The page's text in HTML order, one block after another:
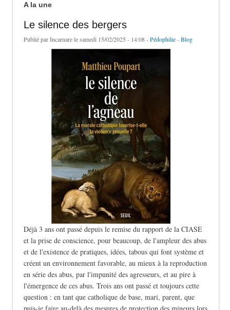
A la une
Le silence des bergers
Publié parIncarnarele samedi 15/02/2025 - 14:08 -Pédophilie-Blog
Déjà 3 ans ont passé depuis le remise du rapport de la CIASE
et la prise de conscience, pour beaucoup, de l'ampleur des abus
et de l'existence de pratiques, idées, tabous qui font système et
créent un environnement favorable, au mieux à la reproduction
en série des abus, par l'impunité des agresseurs, et au pire à
l'émergence de ces abus. Trois ans ont passé et toujours cette
question : en tant que catholique de base, mari, parent, que